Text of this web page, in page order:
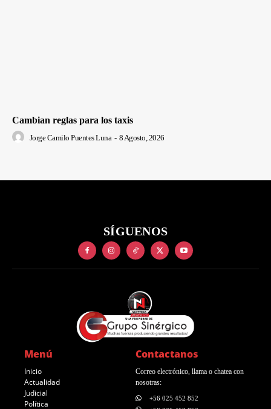
Cambian reglas para los taxis
Jorge Camilo Puentes Luna - 8 Agosto, 2026
SÍGUENOS
Menú
Inicio
Actualidad
Judicial
Política
Contactanos
Correo electrónico, llama o chatea con
nosotras:
+56 025 452 852